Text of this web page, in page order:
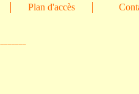
Plan d'accès